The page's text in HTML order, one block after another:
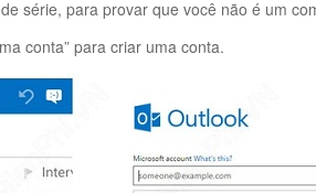
série, para provar que você não é um
conta” para criar uma conta.